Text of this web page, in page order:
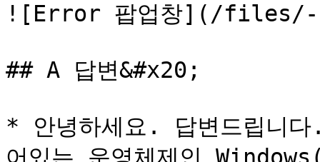
![Error 팝업창](/files/-
## A 답변&#x20;
* 안녕하세요. 답변드립니